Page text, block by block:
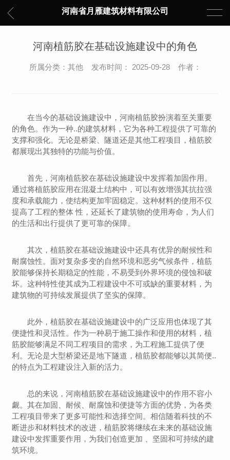
河南省月雁建筑材料有限公司
河南植筋胶在基础设施建设中的角色
所属分类：其他 发布时间： 2025-09-28 作者：
在当今的基础设施建设中，河南植筋胶扮演着至关重要
的角色。作为一种..的建筑材料，它为各种工程提供了可靠的
支撑和强化。无论是桥梁、隧道还是其他工程项目，植筋胶
都展现出其独特的功能与价值。
首先，河南植筋胶在基础设施建设中发挥着加固作用。
通过将植筋胶应用在混凝土结构中，可以有效增强其抗拉强
度和承载能力，使结构更加牢固稳定。这种材料的使用不仅
提高了工程的整体 性，还延长了建筑物的使用寿命，为人们
的生活和出行提供了更可靠的保障。
其次，植筋胶在基础设施建设中还具有优异的耐候性和
耐腐蚀性。面对复杂多变的自然环境和恶劣气候条件，植筋
胶能够保持长期稳定的性能，不易受到外界环境的侵蚀和破
坏。这种特性使其成为工程建设中不可或缺的重要材料，为
建筑物的可持续发展提供了坚实的保障。
此外，植筋胶在基础设施建设中的广泛应用也体现了其
便捷性和灵活性。作为一种易于施工操作和使用的材料，植
筋胶能够满足不同工程项目的需求，为工程施工提供了便
利。无论是大型桥梁还是地下隧道，植筋胶都能够以其简便..
的特点为工程建设注入新的活力。
总的来说，河南植筋胶在基础设施建设中的作用不容小
觑。其在加固、耐候、耐腐蚀和便捷等方面的优势，为各类
工程项目带来了更多可能性和选择空间。相信随着科技的不
断进步和材料技术的改进，植筋胶将继续在未来的基础设施
建设中发挥重要作用，为我们创造更加 、坚固和可持续的建
筑环境。